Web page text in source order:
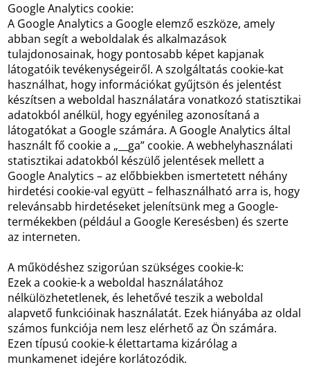
Google Analytics cookie:
A Google Analytics a Google elemző eszköze, amely
abban segít a weboldalak és alkalmazások
tulajdonosainak, hogy pontosabb képet kapjanak
látogatóik tevékenységeiről. A szolgáltatás cookie-kat
használhat, hogy információkat gyűjtsön és jelentést
készítsen a weboldal használatára vonatkozó statisztikai
adatokból anélkül, hogy egyénileg azonosítaná a
látogatókat a Google számára. A Google Analytics által
használt fő cookie a „__ga” cookie. A webhelyhasználati
statisztikai adatokból készülő jelentések mellett a
Google Analytics – az előbbiekben ismertetett néhány
hirdetési cookie-val együtt – felhasználható arra is, hogy
relevánsabb hirdetéseket jelenítsünk meg a Google-
termékekben (például a Google Keresésben) és szerte
az interneten.
A működéshez szigorúan szükséges cookie-k:
Ezek a cookie-k a weboldal használatához
nélkülözhetetlenek, és lehetővé teszik a weboldal
alapvető funkcióinak használatát. Ezek hiányába az oldal
számos funkciója nem lesz elérhető az Ön számára.
Ezen típusú cookie-k élettartama kizárólag a
munkamenet idejére korlátozódik.